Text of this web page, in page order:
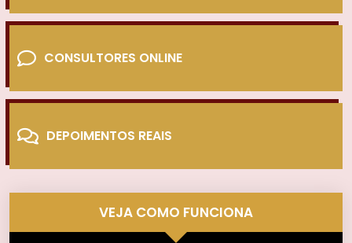
CONSULTORES ONLINE
DEPOIMENTOS REAIS
VEJA COMO FUNCIONA